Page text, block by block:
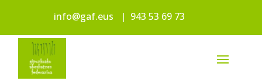
info@gaf.eus | 943 53 69 73